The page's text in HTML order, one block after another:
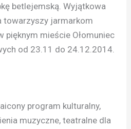
betlejemską. Wyjątkowa
jarmarkom
pięknym mieście Ołomuniec
od 23.11 do 24.12.2014.
program kulturalny,
muzyczne, teatralne dla